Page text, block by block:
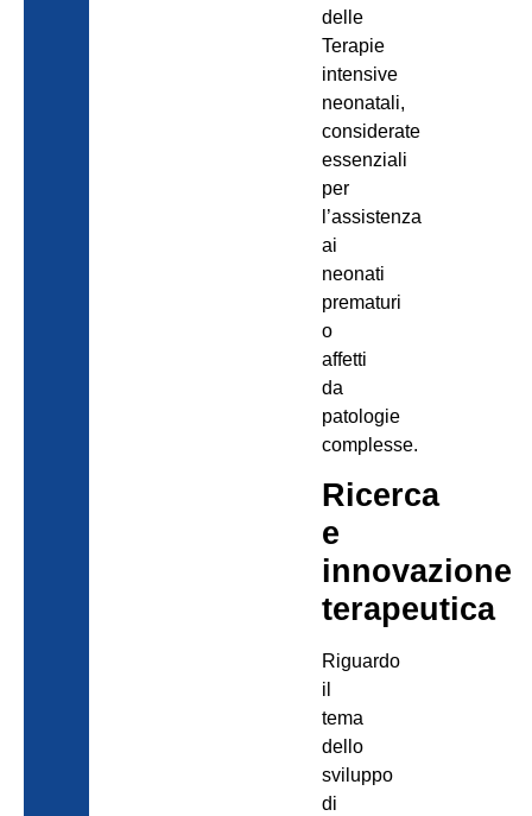
delle
Terapie
intensive
neonatali,
considerate
essenziali
per
l’assistenza
ai
neonati
prematuri
o
affetti
da
patologie
complesse.
Ricerca
e
innovazione
terapeutica
Riguardo
il
tema
dello
sviluppo
di